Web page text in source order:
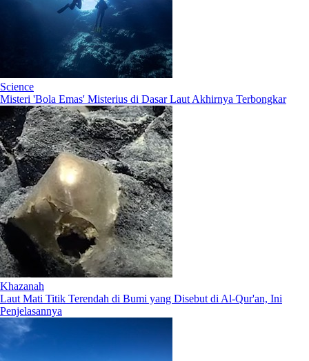
Science
Misteri 'Bola Emas' Misterius di Dasar Laut Akhirnya Terbongkar
Khazanah
Laut Mati Titik Terendah di Bumi yang Disebut di Al-Qur'an, Ini
Penjelasannya